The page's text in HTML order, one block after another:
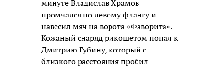
минуте Владислав Храмов
промчался по левому флангу и
навесил мяч на ворота «Фаворита».
Кожаный снаряд рикошетом попал к
Дмитрию Губину, который с
близкого расстояния пробил